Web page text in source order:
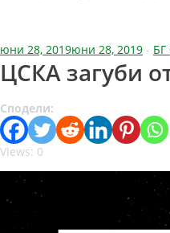
юни 28, 2019юни 28, 2019 - БГ
ЦСКА загуби
Сподели:
Views: 0